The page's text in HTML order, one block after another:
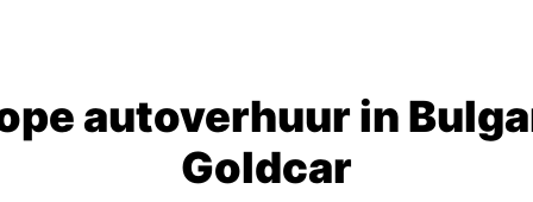
autoverhuur in
Goldcar